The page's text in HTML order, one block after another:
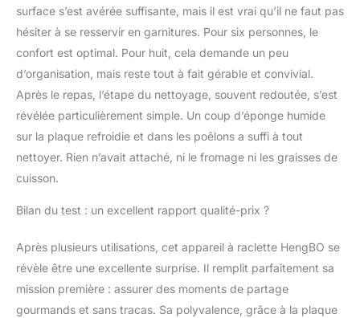
surface s’est avérée suffisante, mais il est vrai qu’il ne faut pas
hésiter à se resservir en garnitures. Pour six personnes, le
confort est optimal. Pour huit, cela demande un peu
d’organisation, mais reste tout à fait gérable et convivial.
Après le repas, l’étape du nettoyage, souvent redoutée, s’est
révélée particulièrement simple. Un coup d’éponge humide
sur la plaque refroidie et dans les poêlons a suffi à tout
nettoyer. Rien n’avait attaché, ni le fromage ni les graisses de
cuisson.
Bilan du test : un excellent rapport qualité-prix ?
Après plusieurs utilisations, cet appareil à raclette HengBO se
révèle être une excellente surprise. Il remplit parfaitement sa
mission première : assurer des moments de partage
gourmands et sans tracas. Sa polyvalence, grâce à la plaque